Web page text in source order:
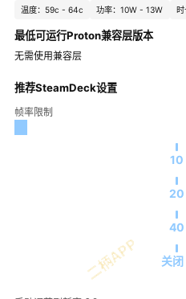
温度：59c - 64c 功率：10W - 13W
最低可运行Proton兼容层版本
无需使用兼容层
推荐SteamDeck设置
帧率限制
10
20
40
关闭